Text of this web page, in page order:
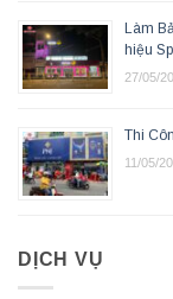
Làm
hiệu
27/05/
Thi
11/05/
DỊCH VỤ